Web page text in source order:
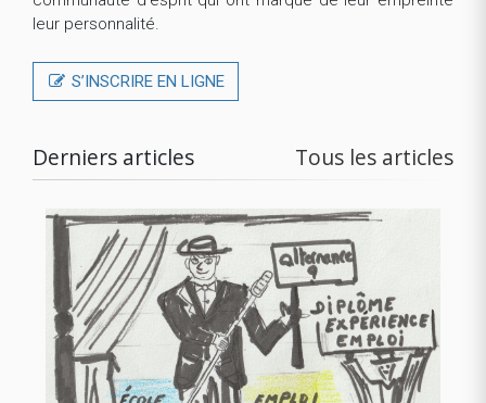
leur personnalité.
S’INSCRIRE EN LIGNE
Derniers articles Tous les articles